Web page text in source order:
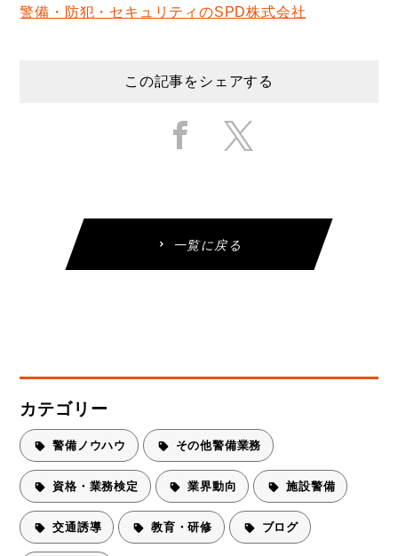
警備・防犯・セキュリティのSPD株式会社
この記事をシェアする
一覧に戻る
カテゴリー
警備ノウハウ その他警備業務
資格・業務検定 業界動向 施設警備
交通誘導 教育・研修 ブログ